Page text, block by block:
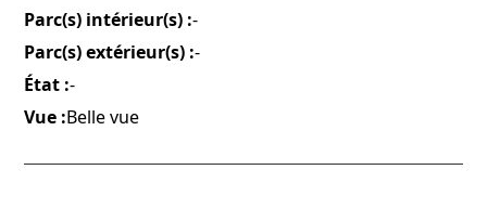
Parc(s) intérieur(s) :-
Parc(s) extérieur(s) :-
État :-
Vue :Belle vue